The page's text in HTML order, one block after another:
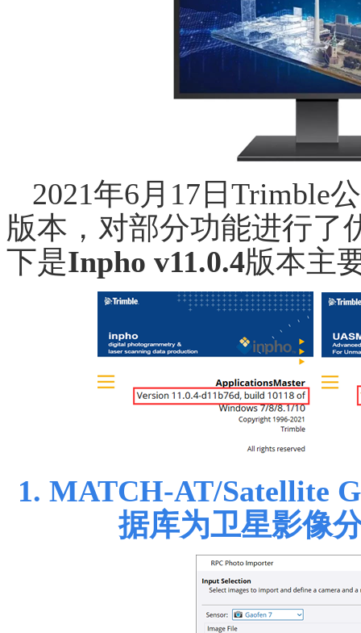
2021年6月 17 日 Trimble
版本，对部分功能进行了
下是Inpho v11.0.4版本主
1. MATCH-AT/Satellite
据库为卫星影像